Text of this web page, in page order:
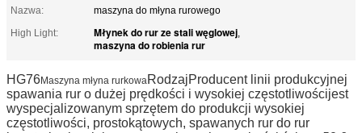
Nazwa:
maszyna do młyna rurowego
High Light:
Młynek do rur ze stali węglowej,
maszyna do robienia rur
HG76Maszyna młyna rurkowaRodzajProducent linii produkcyjnej
spawania rur o dużej prędkości i wysokiej częstotliwościjest
wyspecjalizowanym sprzętem do produkcji wysokiej
częstotliwości, prostokątowych, spawanych rur do rur